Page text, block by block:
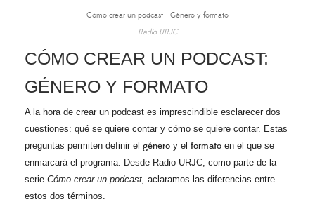
Cómo crear un podcast - Género y formato
Radio URJC
CÓMO CREAR UN PODCAST:
GÉNERO Y FORMATO
A la hora de crear un podcast es imprescindible esclarecer dos
cuestiones: qué se quiere contar y cómo se quiere contar. Estas
preguntas permiten definir el género y el formato en el que se
enmarcará el programa. Desde Radio URJC, como parte de la
serie Cómo crear un podcast, aclaramos las diferencias entre
estos dos términos.